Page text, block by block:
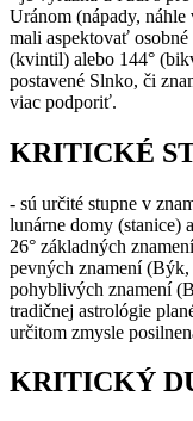
Uránom (nápady,
mali aspektovať
(kvintil) alebo 144°
postavené Slnko, či
viac podporiť.
KRITICKÉ
- sú určité stupne v
lunárne domy (stanice)
26° základných
pevných znamení
pohyblivých znamení
tradičnej astrológie
určitom zmysle
KRITICKÝ